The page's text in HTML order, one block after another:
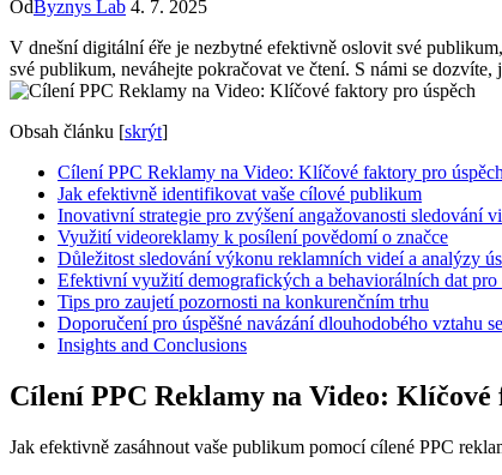
OdByznys Lab 4. 7. 2025
V dnešní digitální éře je nezbytné efektivně oslovit své
své publikum, neváhejte pokračovat ve čtení. S námi se
Obsah článku [skrýt]
Cílení PPC Reklamy na Video: Klíčové faktory pro úspěch
Jak efektivně identifikovat vaše cílové publikum
Inovativní strategie pro zvýšení angažovanosti sledování
Využití videoreklamy k posílení povědomí o značce
Důležitost sledování výkonu reklamních videí a analýzy
Efektivní využití demografických a behaviorálních dat
Tips pro zaujetí pozornosti na konkurenčním trhu
Doporučení pro úspěšné navázání dlouhodobého vztahu
Insights and Conclusions
Cílení PPC Reklamy na Video: Klíčové
Jak efektivně zasáhnout vaše publikum pomocí cílené PPC